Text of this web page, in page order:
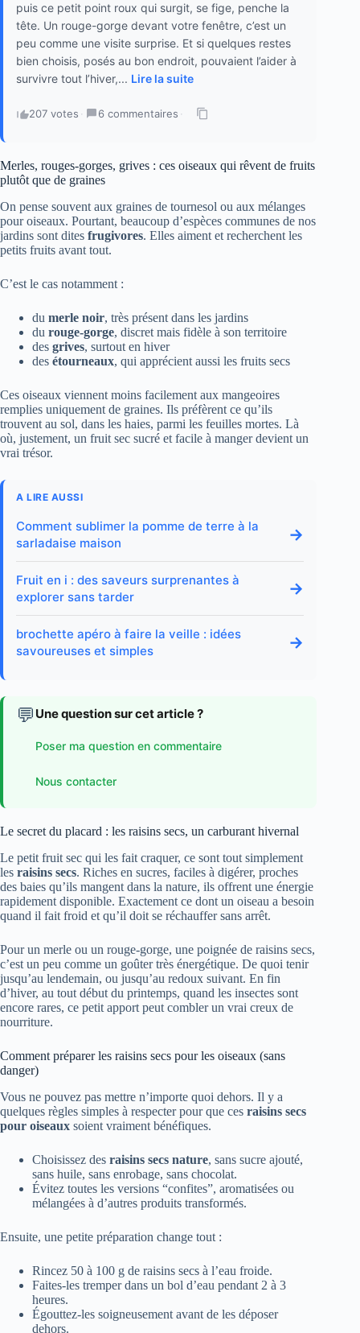
puis ce petit point roux qui surgit, se fige, penche la
tête. Un rouge-gorge devant votre fenêtre, c’est un
peu comme une visite surprise. Et si quelques restes
bien choisis, posés au bon endroit, pouvaient l’aider à
survivre tout l’hiver,... Lire la suite
207 votes · 6 commentaires ·
Merles, rouges-gorges, grives : ces oiseaux qui rêvent de fruits
plutôt que de graines
On pense souvent aux graines de tournesol ou aux mélanges
pour oiseaux. Pourtant, beaucoup d’espèces communes de nos
jardins sont dites frugivores. Elles aiment et recherchent les
petits fruits avant tout.
C’est le cas notamment :
du merle noir, très présent dans les jardins
du rouge-gorge, discret mais fidèle à son territoire
des grives, surtout en hiver
des étourneaux, qui apprécient aussi les fruits secs
Ces oiseaux viennent moins facilement aux mangeoires
remplies uniquement de graines. Ils préfèrent ce qu’ils
trouvent au sol, dans les haies, parmi les feuilles mortes. Là
où, justement, un fruit sec sucré et facile à manger devient un
vrai trésor.
A LIRE AUSSI
Comment sublimer la pomme de terre à la
sarladaise maison
→
Fruit en i : des saveurs surprenantes à
explorer sans tarder
→
brochette apéro à faire la veille : idées
savoureuses et simples
→
💬 Une question sur cet article ?
Poser ma question en commentaire
Nous contacter
Le secret du placard : les raisins secs, un carburant hivernal
Le petit fruit sec qui les fait craquer, ce sont tout simplement
les raisins secs. Riches en sucres, faciles à digérer, proches
des baies qu’ils mangent dans la nature, ils offrent une énergie
rapidement disponible. Exactement ce dont un oiseau a besoin
quand il fait froid et qu’il doit se réchauffer sans arrêt.
Pour un merle ou un rouge-gorge, une poignée de raisins secs,
c’est un peu comme un goûter très énergétique. De quoi tenir
jusqu’au lendemain, ou jusqu’au redoux suivant. En fin
d’hiver, au tout début du printemps, quand les insectes sont
encore rares, ce petit apport peut combler un vrai creux de
nourriture.
Comment préparer les raisins secs pour les oiseaux (sans
danger)
Vous ne pouvez pas mettre n’importe quoi dehors. Il y a
quelques règles simples à respecter pour que ces raisins secs
pour oiseaux soient vraiment bénéfiques.
Choisissez des raisins secs nature, sans sucre ajouté,
sans huile, sans enrobage, sans chocolat.
Évitez toutes les versions “confites”, aromatisées ou
mélangées à d’autres produits transformés.
Ensuite, une petite préparation change tout :
Rincez 50 à 100 g de raisins secs à l’eau froide.
Faites-les tremper dans un bol d’eau pendant 2 à 3
heures.
Égouttez-les soigneusement avant de les déposer
dehors.